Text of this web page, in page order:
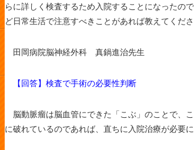
らに詳しく検査するため入院することになったの
ど日常生活で注意すべきことがあれば教えてくださ
田岡病院脳神経外科 真鍋進治先生
【回答】検査で手術の必要性判断
脳動脈瘤は脳血管にできた「こぶ」のことで、
に破れているのであれば、直ちに入院治療が必要